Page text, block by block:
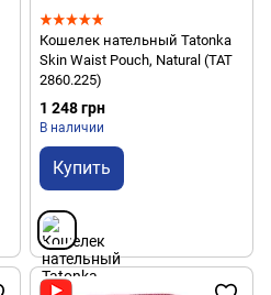
Кошелек нательный Tatonka
Skin Waist Pouch, Natural (TAT
2860.225)
1 248 грн
В наличии
Купить